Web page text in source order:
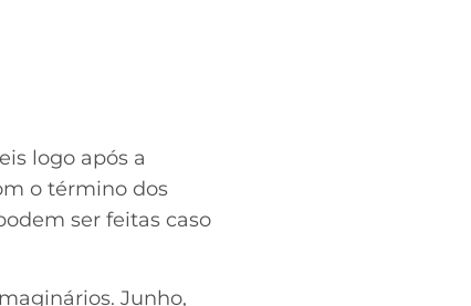
logo após a
o término dos
ser feitas caso
Junho,